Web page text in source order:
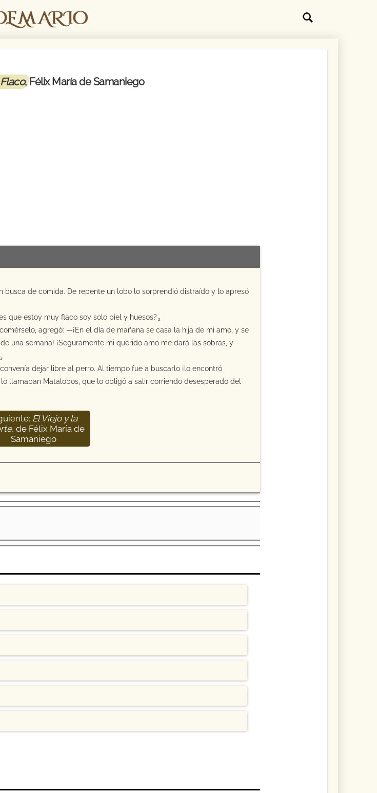
, Félix María de Samaniego
busca de comida. De repente un lobo lo sorprendió distraído y lo apresó
que estoy muy flaco soy solo piel y huesos? 2
agregó: —¡En el día de mañana se casa la hija de mi amo, y se
una semana! ¡Seguramente mi querido amo me dará las sobras, y
3
dejar libre al perro. Al tiempo fue a buscarlo ¡lo encontró
llamaban Matalobos, que lo obligó a salir corriendo desesperado del
El Viejo y la
, de Félix María de
Samaniego